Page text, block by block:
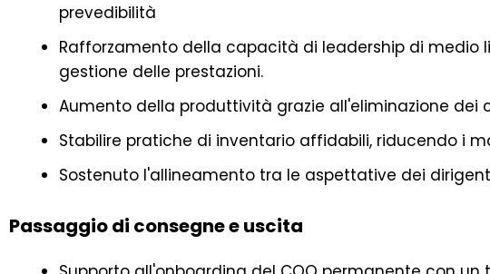
prevedibilità
Rafforzamento della capacità di leadership di medio
gestione delle prestazioni.
Aumento della produttività grazie all'eliminazione
Stabilire pratiche di inventario affidabili, riducendo i
Sostenuto l'allineamento tra le aspettative dei
Passaggio di consegne e uscita